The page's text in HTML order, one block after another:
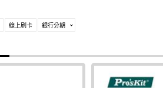
線上刷卡 銀行分期